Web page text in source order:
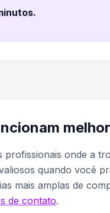
.
melhor
profissionais onde a
quando você
mais amplas de
de contato.